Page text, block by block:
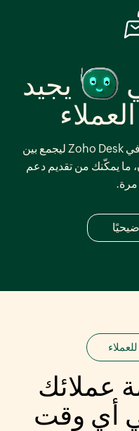
يجيد
تم تصميم الذكاء الاصطناعي، Zia، في Zoho Desk ليجمع بين
ما يمكّنك من تقديم دعم
عملائك
أي وقت